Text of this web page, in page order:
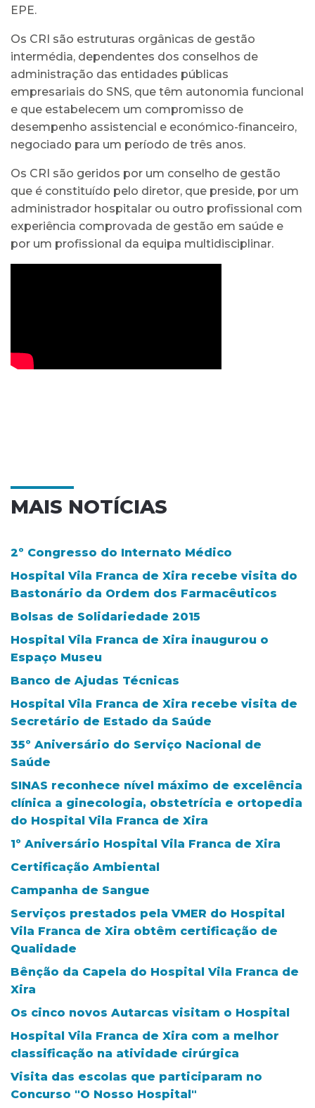
EPE.
Os CRI são estruturas orgânicas de gestão
intermédia, dependentes dos conselhos de
administração das entidades públicas
empresariais do SNS, que têm autonomia funcional
e que estabelecem um compromisso de
desempenho assistencial e económico-financeiro,
negociado para um período de três anos.
Os CRI são geridos por um conselho de gestão
que é constituído pelo diretor, que preside, por um
administrador hospitalar ou outro profissional com
experiência comprovada de gestão em saúde e
por um profissional da equipa multidisciplinar.
MAIS NOTÍCIAS
2º Congresso do Internato Médico
Hospital Vila Franca de Xira recebe visita do
Bastonário da Ordem dos Farmacêuticos
Bolsas de Solidariedade 2015
Hospital Vila Franca de Xira inaugurou o
Espaço Museu
Banco de Ajudas Técnicas
Hospital Vila Franca de Xira recebe visita de
Secretário de Estado da Saúde
35º Aniversário do Serviço Nacional de
Saúde
SINAS reconhece nível máximo de excelência
clínica a ginecologia, obstetrícia e ortopedia
do Hospital Vila Franca de Xira
1º Aniversário Hospital Vila Franca de Xira
Certificação Ambiental
Campanha de Sangue
Serviços prestados pela VMER do Hospital
Vila Franca de Xira obtêm certificação de
Qualidade
Bênção da Capela do Hospital Vila Franca de
Xira
Os cinco novos Autarcas visitam o Hospital
Hospital Vila Franca de Xira com a melhor
classificação na atividade cirúrgica
Visita das escolas que participaram no
Concurso "O Nosso Hospital"